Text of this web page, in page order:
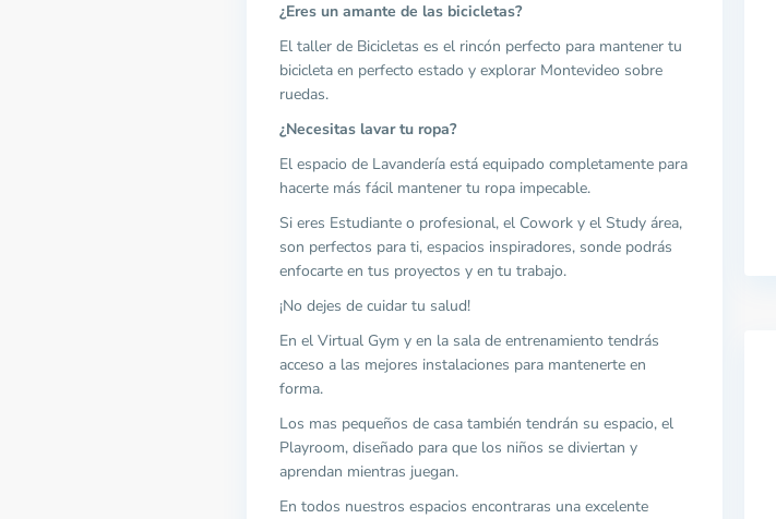
¿Eres un amante de las bicicletas?
El taller de Bicicletas es el rincón perfecto para mantener tu
bicicleta en perfecto estado y explorar Montevideo sobre
ruedas.
¿Necesitas lavar tu ropa?
El espacio de Lavandería está equipado completamente para
hacerte más fácil mantener tu ropa impecable.
Si eres Estudiante o profesional, el Cowork y el Study área,
son perfectos para ti, espacios inspiradores, sonde podrás
enfocarte en tus proyectos y en tu trabajo.
¡No dejes de cuidar tu salud!
En el Virtual Gym y en la sala de entrenamiento tendrás
acceso a las mejores instalaciones para mantenerte en
forma.
Los mas pequeños de casa también tendrán su espacio, el
Playroom, diseñado para que los niños se diviertan y
aprendan mientras juegan.
En todos nuestros espacios encontraras una excelente